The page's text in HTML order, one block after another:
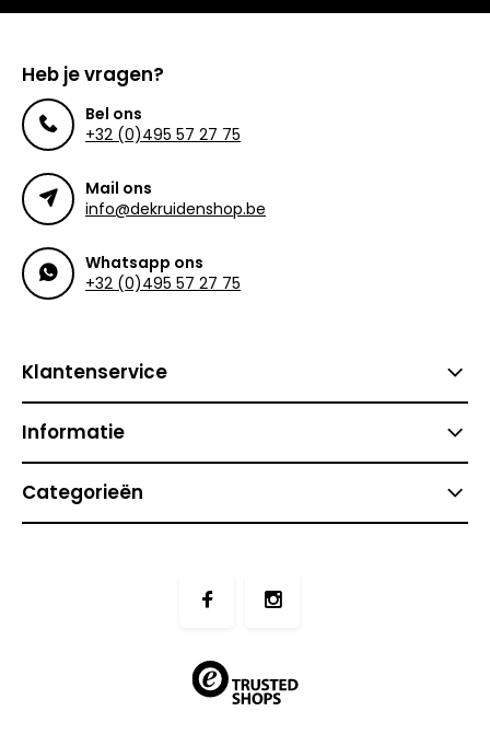
Heb je vragen?
Bel ons
+32 (0)495 57 27 75
Mail ons
info@dekruidenshop.be
Whatsapp ons
+32 (0)495 57 27 75
Klantenservice
Informatie
Categorieën